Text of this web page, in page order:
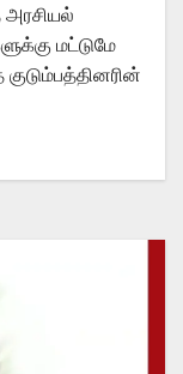
அரசியல்
மட்டுமே